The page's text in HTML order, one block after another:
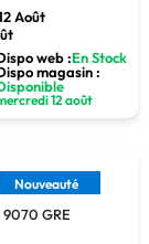
Août
web :En Stock
magasin :
12 août
Nouveauté
9070 GRE